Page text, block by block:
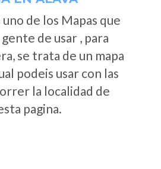
de los Mapas que
de usar , para
se trata de un mapa
podeis usar con las
la localidad de
pagina.